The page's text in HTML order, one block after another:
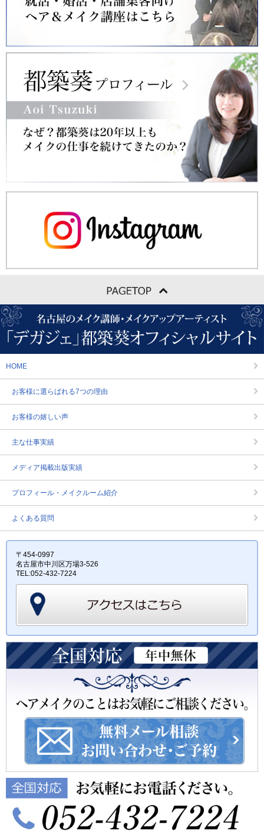
HOME
お客様に選らばれる7つの理由
お客様の嬉しい声
主な仕事実績
メディア掲載出版実績
プロフィール・メイクルーム紹介
よくある質問
〒454-0997
名古屋市中川区万場3-526
TEL:052-432-7224